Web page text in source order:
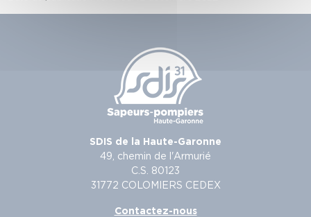
SDIS de la Haute-Garonne
49, chemin de l'Armurié
C.S. 80123
31772 COLOMIERS CEDEX
Contactez-nous